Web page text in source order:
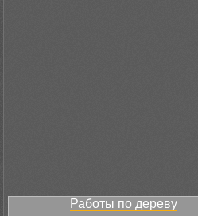
Работы по дереву